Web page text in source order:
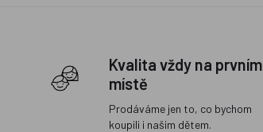
Kvalita vždy na prvním
místě
Prodáváme jen to, co bychom
koupili i našim dětem.